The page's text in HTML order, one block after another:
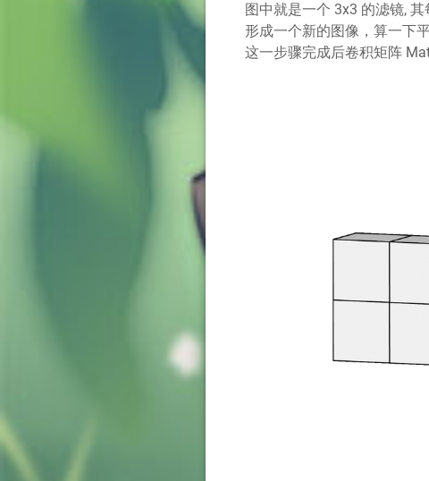
图中就是一个 3x3 的滤镜,
形成一个新的图像，算一下
这一步骤完成后卷积矩阵